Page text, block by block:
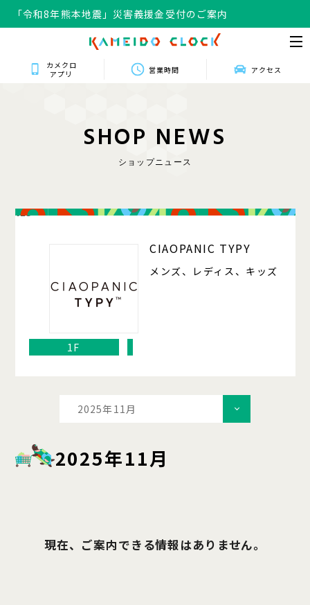
「令和8年熊本地震」災害義援金受付のご案内
カメクロ
アプリ
営業時間 アクセス
SHOP NEWS
ショップニュース
125
CIAOPANIC TYPY
メンズ、レディス、キッズ
1F
2025年11月
2025年11月
現在、ご案内できる情報はありません。